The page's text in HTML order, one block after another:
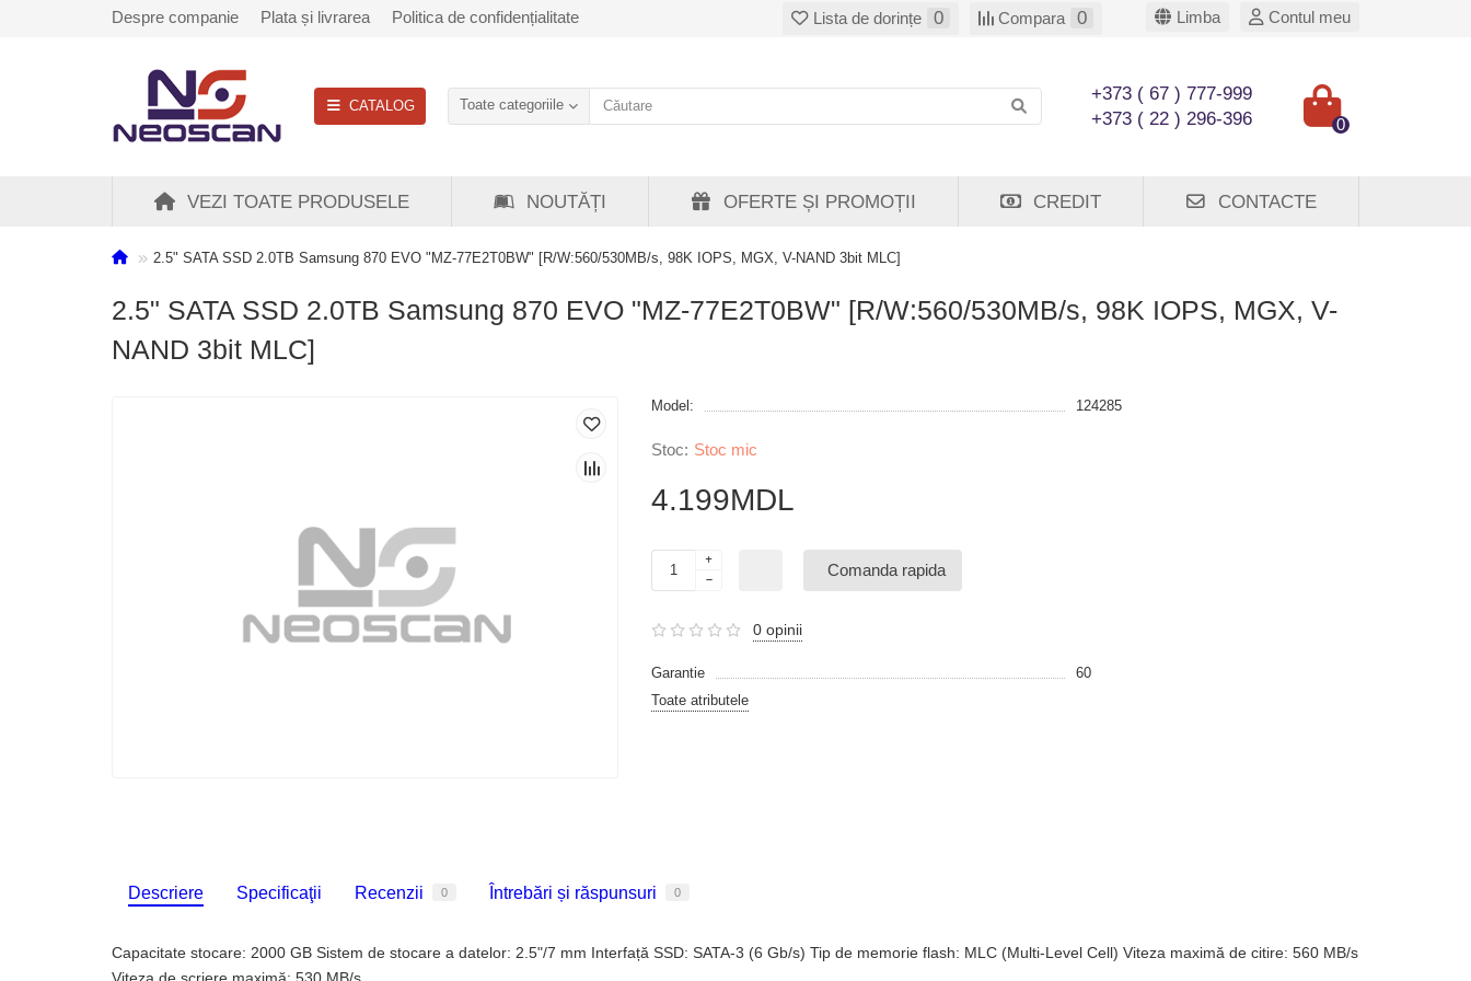
Despre companie Plata și livrarea Politica de confidențialitate Lista de dorințe 0 Compara 0 Limba Contul meu
CATALOG Toate categoriile
+373 ( 67 ) 777-999
+373 ( 22 ) 296-396
0
VEZI TOATE PRODUSELE NOUTĂȚI OFERTE ȘI PROMOȚII CREDIT CONTACTE
2.5" SATA SSD 2.0TB Samsung 870 EVO "MZ-77E2T0BW" [R/W:560/530MB/s, 98K IOPS, MGX, V-NAND 3bit MLC]
2.5" SATA SSD 2.0TB Samsung 870 EVO "MZ-77E2T0BW" [R/W:560/530MB/s, 98K IOPS, MGX, V-
NAND 3bit MLC]
Model: 124285
Stoc mic
4.199MDL
Comanda rapida
0 opinii
Garantie
60
Toate atributele
Descriere Specificaţii Recenzii 0 Întrebări și răspunsuri 0
Capacitate stocare: 2000 GB Sistem de stocare a datelor: 2.5"/7 mm Interfață SSD: SATA-3 (6 Gb/s) Tip de memorie flash: MLC (Multi-Level Cell) Viteza maximă de citire: 560 MB/s